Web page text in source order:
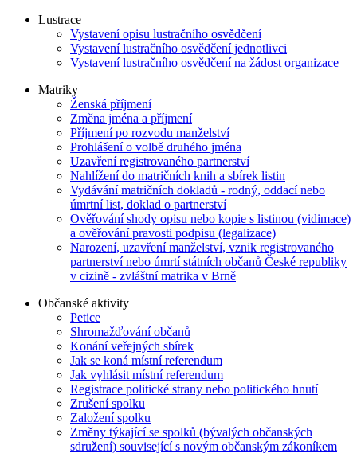
Lustrace
Vystavení opisu lustračního osvědčení
Vystavení lustračního osvědčení jednotlivci
Vystavení lustračního osvědčení na žádost organizace
Matriky
Ženská příjmení
Změna jména a příjmení
Příjmení po rozvodu manželství
Prohlášení o volbě druhého jména
Uzavření registrovaného partnerství
Nahlížení do matričních knih a sbírek listin
Vydávání matričních dokladů - rodný, oddací nebo
úmrtní list, doklad o partnerství
Ověřování shody opisu nebo kopie s listinou (vidimace)
a ověřování pravosti podpisu (legalizace)
Narození, uzavření manželství, vznik registrovaného
partnerství nebo úmrtí státních občanů České republiky
v cizině - zvláštní matrika v Brně
Občanské aktivity
Petice
Shromažďování občanů
Konání veřejných sbírek
Jak se koná místní referendum
Jak vyhlásit místní referendum
Registrace politické strany nebo politického hnutí
Zrušení spolku
Založení spolku
Změny týkající se spolků (bývalých občanských
sdružení) související s novým občanským zákoníkem